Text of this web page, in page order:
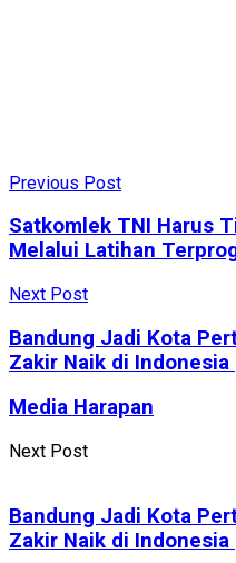
Previous Post
Satkomlek TNI Harus
Melalui Latihan
Next Post
Bandung Jadi Kota
Zakir Naik di Indonesia
Media Harapan
Next Post
Bandung Jadi Kota
Zakir Naik di Indonesia